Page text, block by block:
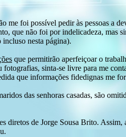
foi possível pedir às pessoas a
que não foi por indelicadeza,
nesta página).
que permitirão aperfeiçoar o
sinta-se livre para me
que informações fidedignas me
das senhoras casadas, são
diretos de Jorge Sousa Brito.